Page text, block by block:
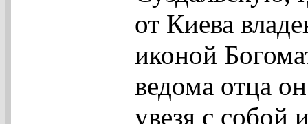
от Киева
иконой
ведома отца
увезя с собой